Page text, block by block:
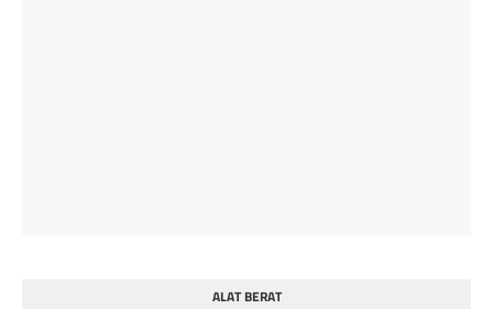
ALAT BERAT